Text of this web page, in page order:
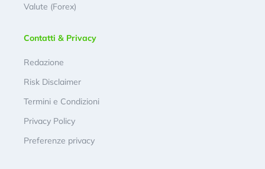
Valute (Forex)
Contatti & Privacy
Redazione
Risk Disclaimer
Termini e Condizioni
Privacy Policy
Preferenze privacy